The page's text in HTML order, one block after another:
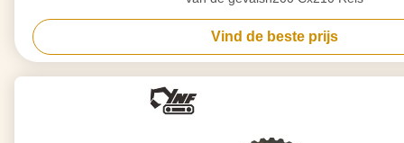
Vind de beste prijs